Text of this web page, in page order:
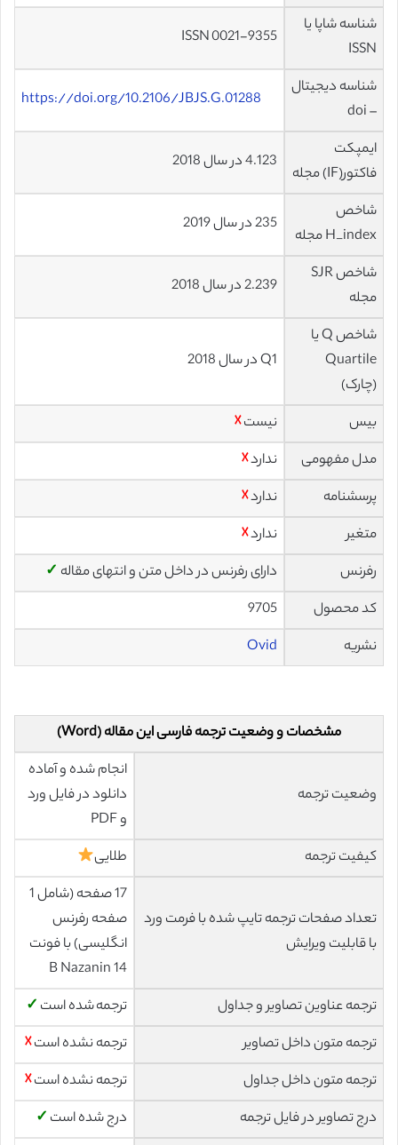
شناسه شاپا یا
ISSN
ISSN 0021-9355
شناسه دیجیتال
– doi
https://doi.org/10.2106/JBJS.G.01288
ایمپکت
فاکتور(IF) مجله
4.123 در سال 2018
شاخص
H_index مجله
235 در سال 2019
شاخص SJR
مجله
2.239 در سال 2018
شاخص Q یا
Quartile
(چارک)
Q1 در سال 2018
بیس نیست☓
مدل مفهومی
ندارد☓
پرسشنامه
ندارد☓
متغیر
ندارد☓
رفرنس
دارای رفرنس در داخل متن و انتهای مقاله ✓
کد محصول
9705
نشریه
Ovid
مشخصات و وضعیت ترجمه فارسی این مقاله (Word)
وضعیت ترجمه
انجام شده و آماده
دانلود در فایل ورد
و PDF
کیفیت ترجمه
طلایی
تعداد صفحات ترجمه تایپ شده با فرمت ورد
با قابلیت ویرایش
17 صفحه (شامل 1
صفحه رفرنس
انگلیسی) با فونت
14 B Nazanin
ترجمه عناوین تصاویر و جداول
ترجمه شده است ✓
ترجمه متون داخل تصاویر
ترجمه نشده است☓
ترجمه متون داخل جداول
ترجمه نشده است☓
درج تصاویر در فایل ترجمه
درج شده است ✓